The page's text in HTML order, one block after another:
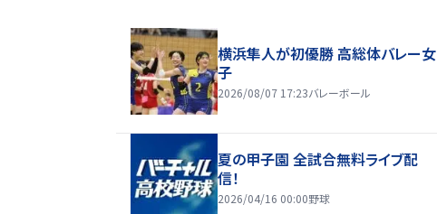
横浜隼人が初優勝 高総体バレー女
子
2026/08/07 17:23バレーボール
夏の甲子園 全試合無料ライブ配
信！
2026/04/16 00:00野球